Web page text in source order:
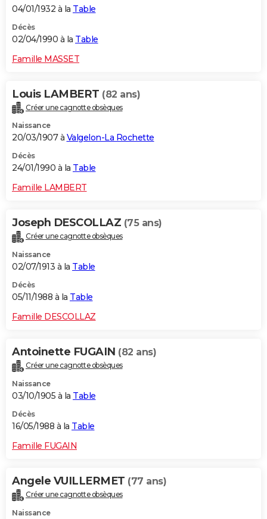
04/01/1932 à la Table
Décès
02/04/1990 à la Table
Famille MASSET
Louis LAMBERT (82 ans)
Créer une cagnotte obsèques
Naissance
20/03/1907 à Valgelon-La Rochette
Décès
24/01/1990 à la Table
Famille LAMBERT
Joseph DESCOLLAZ (75 ans)
Créer une cagnotte obsèques
Naissance
02/07/1913 à la Table
Décès
05/11/1988 à la Table
Famille DESCOLLAZ
Antoinette FUGAIN (82 ans)
Créer une cagnotte obsèques
Naissance
03/10/1905 à la Table
Décès
16/05/1988 à la Table
Famille FUGAIN
Angele VUILLERMET (77 ans)
Créer une cagnotte obsèques
Naissance